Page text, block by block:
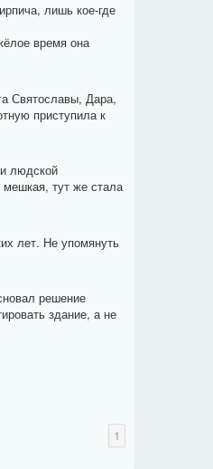
лишь кое-где
время она
Святославы, Дара,
приступила к
людской
мешкая, тут же стала
лет. Не упомянуть
решение
здание, а не
1